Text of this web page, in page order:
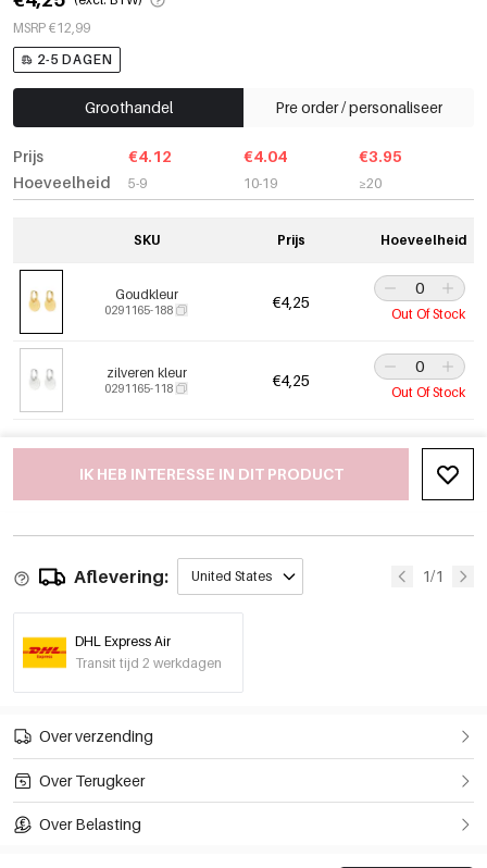
MSRP €12,99
2-5 DAGEN
Groothandel Pre order / personaliseer
Prijs
Hoeveelheid
€4.12
5-9
€4.04
10-19
€3.95
≥20
SKU Prijs Hoeveelheid
Goudkleur
0291165-188 €4,25
Out Of Stock
zilveren kleur
0291165-118 €4,25
Out Of Stock
IK HEB INTERESSE IN DIT PRODUCT
Aflevering: United States 1/1
DHL Express Air
Transit tijd 2 werkdagen
Over verzending
Over Terugkeer
Over Belasting